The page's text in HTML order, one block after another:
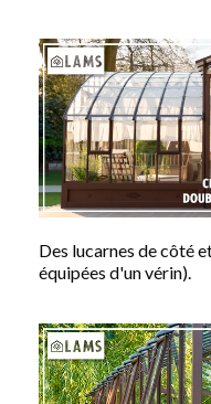
Des lucarnes de côté
équipées d'un vérin).